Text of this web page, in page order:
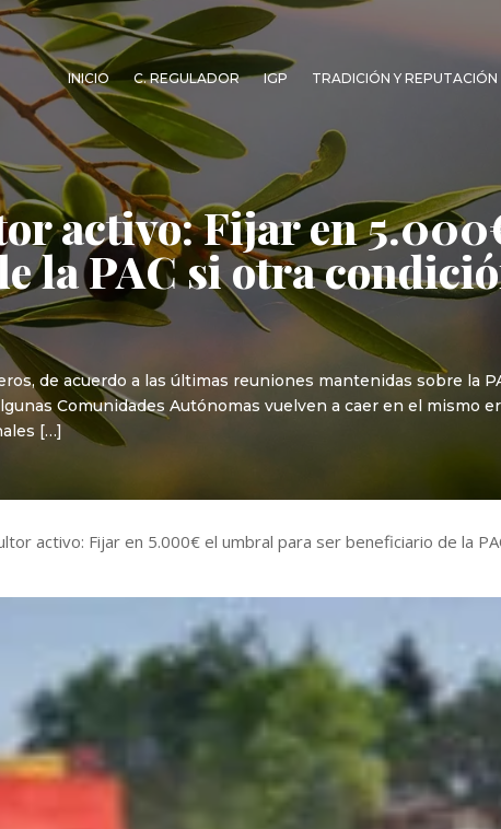
INICIO C. REGULADOR IGP TRADICIÓN Y REPUTACIÓN
activo: Fijar en
la PAC si otra
de acuerdo a las últimas reuniones mantenidas sobre la
Comunidades Autónomas vuelven a caer en el mismo
[…]
activo: Fijar en 5.000€ el umbral para ser beneficiario de la